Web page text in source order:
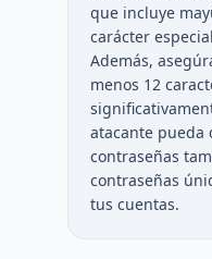
que incluye
carácter
Además,
menos 12
atacante pueda
contraseñas
contraseñas
tus cuentas.